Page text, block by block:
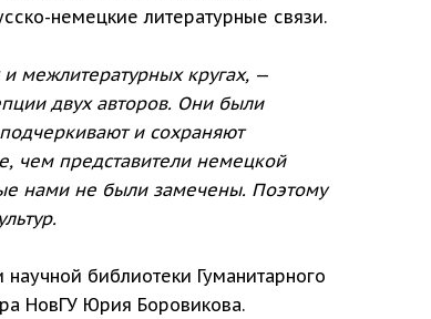
немецкие литературные связи.
межлитературных кругах, —
двух авторов. Они были
и сохраняют
чем представители немецкой
нами не были замечены. Поэтому
библиотеки Гуманитарного
НовГУ Юрия Боровикова.